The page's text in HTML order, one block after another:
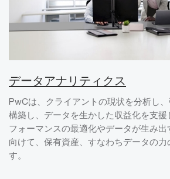
データアナリティクス
PwCは、クライアントの現状を分析し
構築し、データを生かした収益化を支
フォーマンスの最適化やデータが生み出
向けて、保有資産、すなわちデータの力
す。